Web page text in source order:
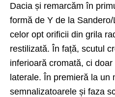
Dacia și remarcăm în
formă de Y de la
celor opt orificii din grila
restilizată. În față, scutul
inferioară cromată, ci
laterale. În premieră la un
semnalizatoarele și faza